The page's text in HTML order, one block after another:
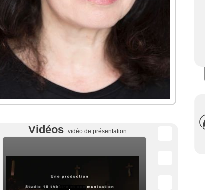
Vidéos vidéo de présentation